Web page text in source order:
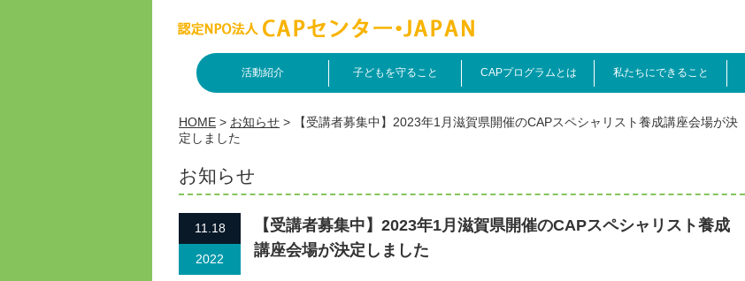
活動紹介 子どもを守ること CAPプログラムとは 私たちにできること
HOME > お知らせ >
【受講者募集中】2023年1月滋賀県開催のCAPスペシャリスト養成講座会場が決
定しました
お知らせ
11.18
2022
【受講者募集中】2023年1月滋賀県開催のCAPスペシャリスト養成
講座会場が決定しました